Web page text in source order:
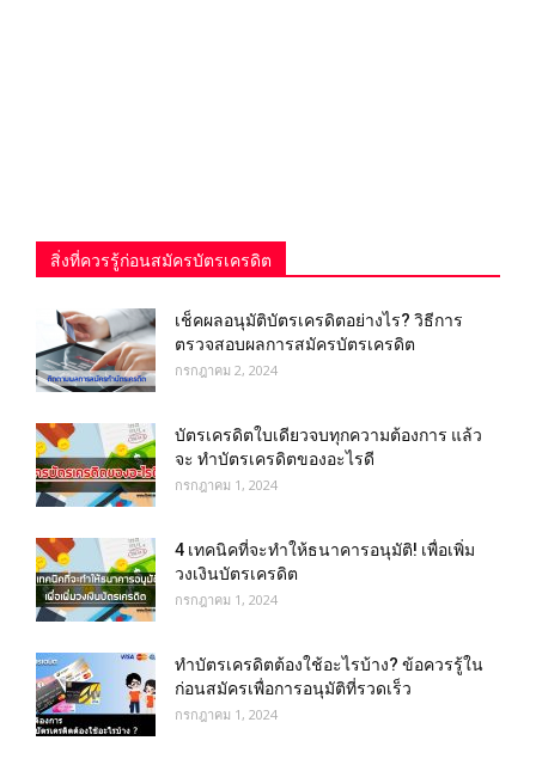
สิ่งที่ควรรู้ก่อนสมัครบัตรเครดิต
เช็คผลอนุมัติบัตรเครดิตอย่างไร? วิธีการ
ตรวจสอบผลการสมัครบัตรเครดิต
กรกฎาคม 2, 2024
บัตรเครดิตใบเดียวจบทุกความต้องการ แล้ว
จะ ทำบัตรเครดิตของอะไรดี
กรกฎาคม 1, 2024
4 เทคนิคที่จะทำให้ธนาคารอนุมัติ! เพื่อเพิ่ม
วงเงินบัตรเครดิต
กรกฎาคม 1, 2024
ทําบัตรเครดิตต้องใช้อะไรบ้าง? ข้อควรรู้ใน
ก่อนสมัครเพื่อการอนุมัติที่รวดเร็ว
กรกฎาคม 1, 2024